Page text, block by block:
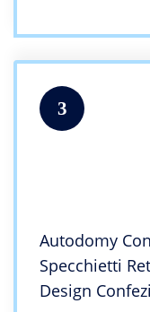
3
Autodomy
Specchietti
Design